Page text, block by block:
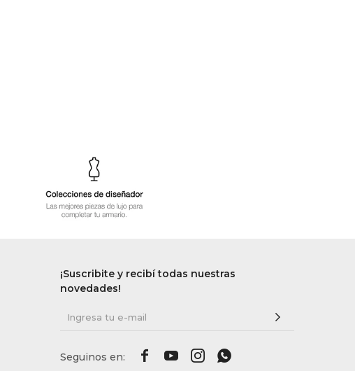
¡Suscribite y recibí todas nuestras
novedades!
   